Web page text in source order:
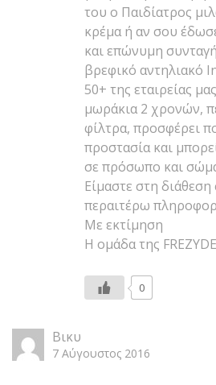
του ο Παιδίατρος
κρέμα ή αν σου
και επώνυμη
βρεφικό αντηλιακό
50+ της εταιρείας
μωράκια 2 χρονών,
φίλτρα, προσφέρει
προστασία και
σε πρόσωπο και
Είμαστε στη
περαιτέρω
Με εκτίμηση
Η ομάδα της
0
Βικυ
7 Αύγουστος 2016